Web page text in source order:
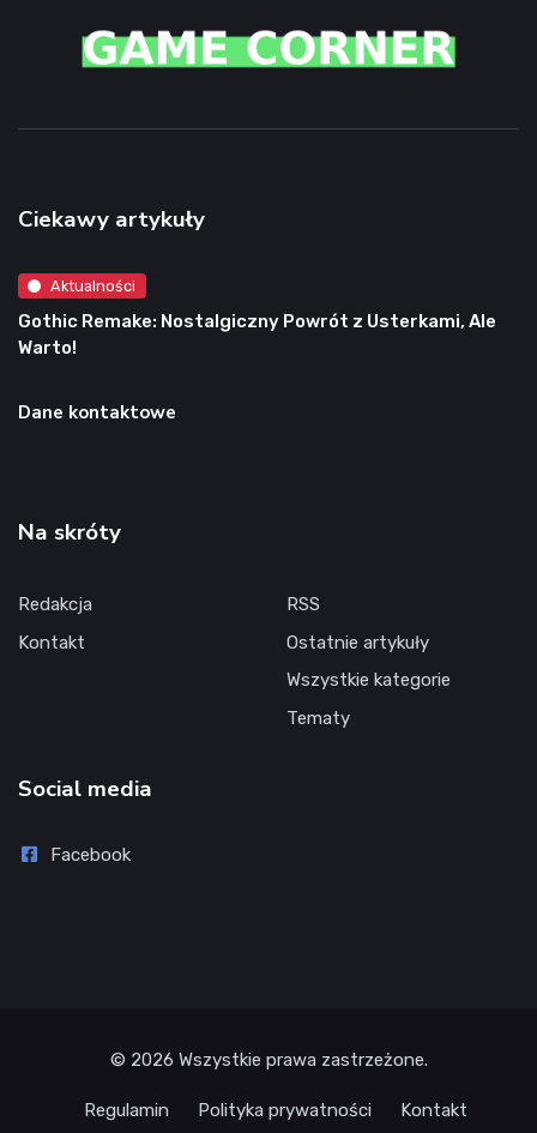
Ciekawy artykuły
Aktualności
Gothic Remake: Nostalgiczny Powrót z Usterkami, Ale
Warto!
Dane kontaktowe
Na skróty
Redakcja
Kontakt
RSS
Ostatnie artykuły
Wszystkie kategorie
Tematy
Social media
Facebook
© 2026 Wszystkie prawa zastrzeżone.
Regulamin Polityka prywatności Kontakt